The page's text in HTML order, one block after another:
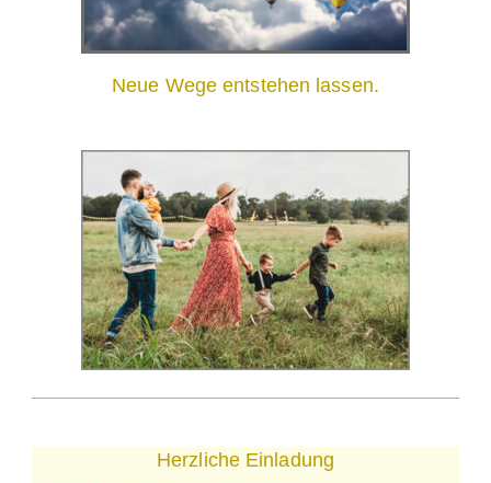
Neue Wege entstehen lassen.
Herzliche Einladung